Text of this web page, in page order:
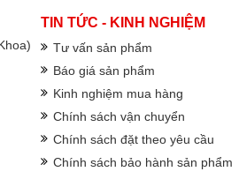
TIN TỨC - KINH NGHIỆM
Tư vấn sản phẩm
Báo giá sản phẩm
Kinh nghiệm mua hàng
Chính sách vận chuyển
Chính sách đặt theo yêu cầu
Chính sách bảo hành sản phẩm